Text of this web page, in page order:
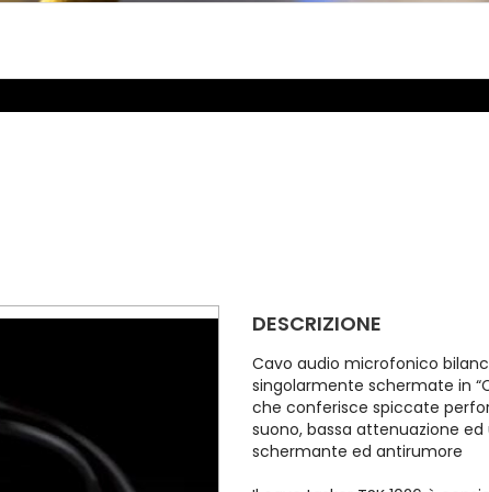
DESCRIZIONE
Cavo audio microfonico
singolarmente schermate in
che conferisce spiccate
suono, bassa attenuazione
schermante ed antirumore